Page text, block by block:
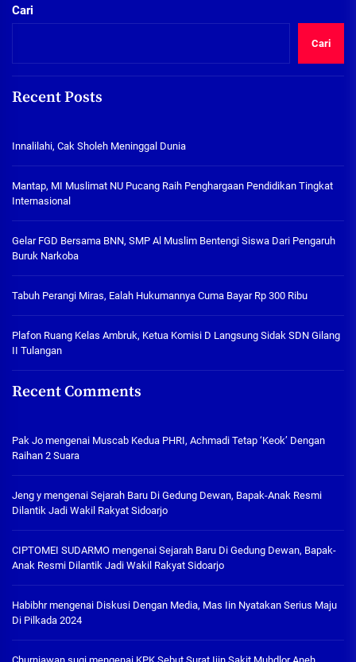
Cari
Cari
Recent Posts
Innalilahi, Cak Sholeh Meninggal Dunia
Mantap, MI Muslimat NU Pucang Raih Penghargaan Pendidikan Tingkat
Internasional
Gelar FGD Bersama BNN, SMP Al Muslim Bentengi Siswa Dari Pengaruh
Buruk Narkoba
Tabuh Perangi Miras, Ealah Hukumannya Cuma Bayar Rp 300 Ribu
Plafon Ruang Kelas Ambruk, Ketua Komisi D Langsung Sidak SDN Gilang
II Tulangan
Recent Comments
Pak Jo mengenai Muscab Kedua PHRI, Achmadi Tetap ‘Keok’ Dengan
Raihan 2 Suara
Jeng y mengenai Sejarah Baru Di Gedung Dewan, Bapak-Anak Resmi
Dilantik Jadi Wakil Rakyat Sidoarjo
CIPTOMEI SUDARMO mengenai Sejarah Baru Di Gedung Dewan, Bapak-
Anak Resmi Dilantik Jadi Wakil Rakyat Sidoarjo
Habibhrmengenai Diskusi Dengan Media, Mas Iin Nyatakan Serius Maju
Di Pilkada 2024